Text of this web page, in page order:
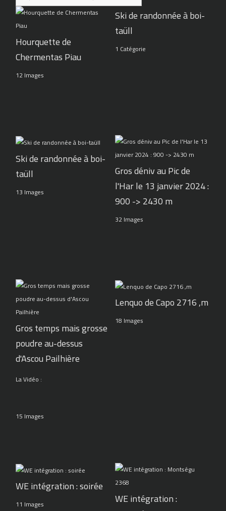
Hourquette de
Chermentas Piau
12 Images
Ski de randonnée à boi-
taüll
1 Catégorie
Ski de randonnée à boi-
taüll
13 Images
Gros déniv au Pic de
l'Har le 13 janvier 2024 :
900 -> 2430 m
32 Images
Gros temps mais grosse
poudre au-dessus
d'Ascou Pailhière
La Vidéo :
15 Images
Lenquo de Capo 2716 ,m
18 Images
WE intégration : soirée
11 Images
WE intégration :